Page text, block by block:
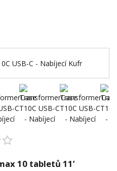
10 tabletů 11’